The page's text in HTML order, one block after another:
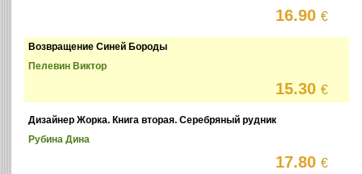
16.90€
Возвращение Синей Бороды
Пелевин Виктор
15.30€
Дизайнер Жорка. Книга вторая. Серебряный рудник
Рубина Дина
17.80€